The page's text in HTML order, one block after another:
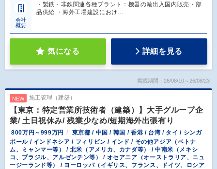
会社
概要
・製鉄・非鉄関連各種プラント：機器の輸出入国内販売・部
品供給 ・海外工場建設におけ…
気になる 詳細を見る
掲載期間：26/08/10～26/08/23
NEW 施工管理（建築）
【東京：特定営業所技術者（建築）】大手グループ企
業/ 土日祝休み/ 残業少なめ/短期海外出張有り
800万円～999万円
東京都 / 中国 / 韓国 / 香港 / 台湾 / タイ / シンガ
ポール / インドネシア / フィリピン / インド / その他アジア（ベトナ
ム、ミャンマー等） / 北米（アメリカ、カナダ等） / 中南米（メキシ
コ、ブラジル、アルゼンチン等） / オセアニア（オーストラリア、ニュ
ージーランド等） / ヨーロッパ（イギリス、フランス、ドイツ、ロシア